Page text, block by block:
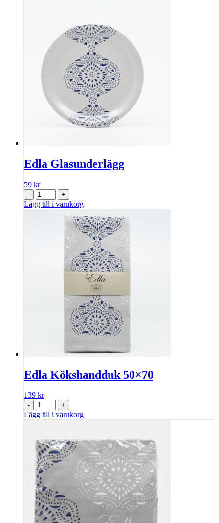
Edla Glasunderlägg
59 kr
- +
Lägg till i varukorg
Edla Kökshandduk 50×70
139 kr
- +
Lägg till i varukorg